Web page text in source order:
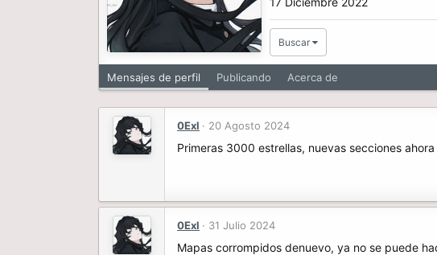
Buscar
Mensajes de perfil Publicando Acerca de
0Exl 20 Agosto 2024
Primeras 3000 estrellas, nuevas secciones ahora
0Exl 31 Julio 2024
Mapas corrompidos denuevo, ya no se puede